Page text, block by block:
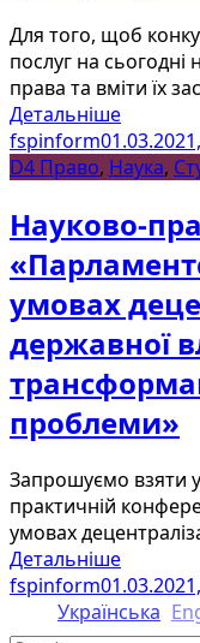
Для того, щоб
послуг на
права та вміти їх
Детальніше
fspinform
D4 Право, Наука,
Науково-
умовах
державної
проблеми»
Запрошуємо взяти
практичній
умовах
Детальніше
fspinform
Українська